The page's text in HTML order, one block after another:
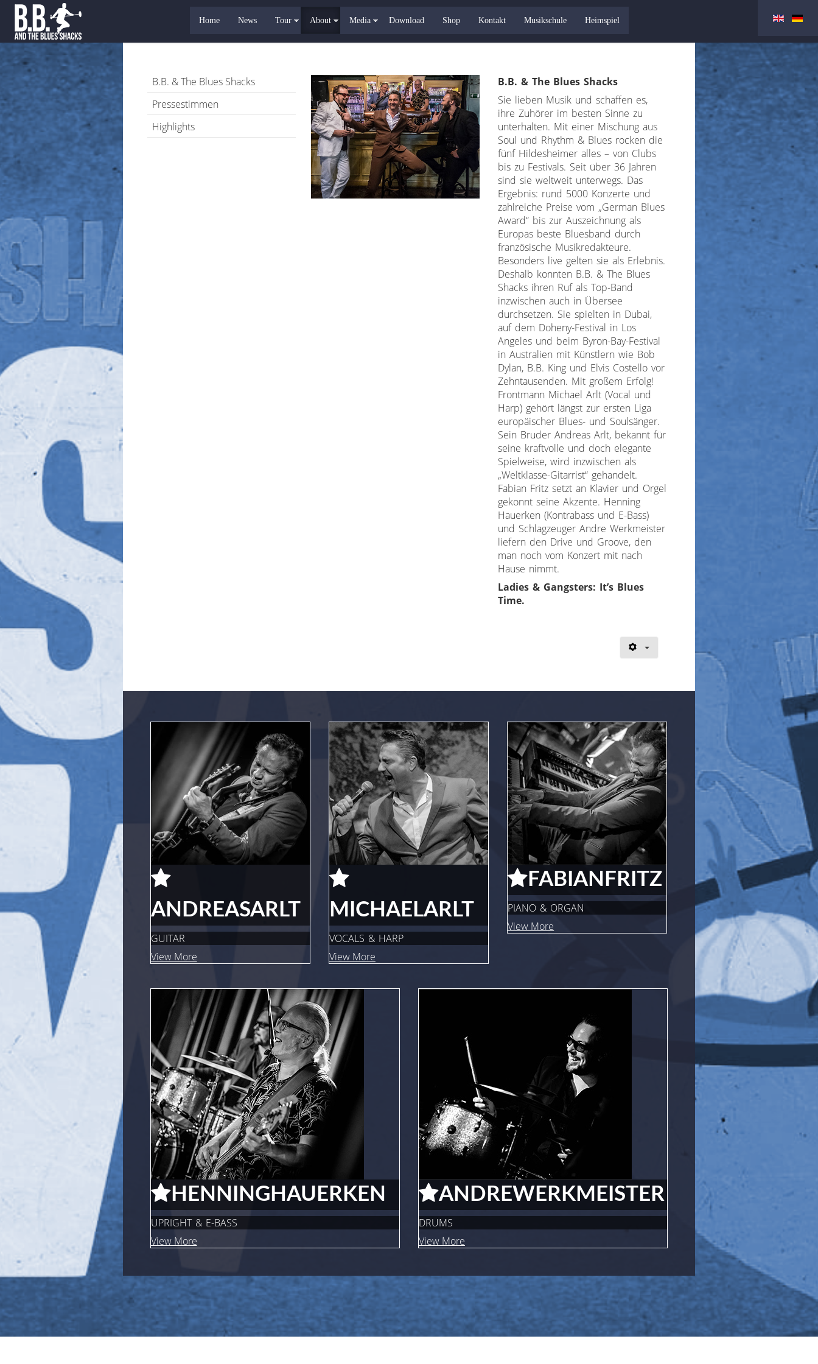
Home News Tour About Media Download Shop Kontakt Musikschule Heimspiel
B.B. & The Blues Shacks
Pressestimmen
Highlights
B.B. & The Blues Shacks
Sie lieben Musik und schaffen es,
ihre Zuhörer im besten Sinne zu
unterhalten. Mit einer Mischung aus
Soul und Rhythm & Blues rocken die
fünf Hildesheimer alles – von Clubs
bis zu Festivals. Seit über 36 Jahren
sind sie weltweit unterwegs. Das
Ergebnis: rund 5000 Konzerte und
zahlreiche Preise vom „German Blues
Award“ bis zur Auszeichnung als
Europas beste Bluesband durch
französische Musikredakteure.
Besonders live gelten sie als Erlebnis.
Deshalb konnten B.B. & The Blues
Shacks ihren Ruf als Top-Band
inzwischen auch in Übersee
durchsetzen. Sie spielten in Dubai,
auf dem Doheny-Festival in Los
Angeles und beim Byron-Bay-Festival
in Australien mit Künstlern wie Bob
Dylan, B.B. King und Elvis Costello vor
Zehntausenden. Mit großem Erfolg!
Frontmann Michael Arlt (Vocal und
Harp) gehört längst zur ersten Liga
europäischer Blues- und Soulsänger.
Sein Bruder Andreas Arlt, bekannt für
seine kraftvolle und doch elegante
Spielweise, wird inzwischen als
„Weltklasse-Gitarrist“ gehandelt.
Fabian Fritz setzt an Klavier und Orgel
gekonnt seine Akzente. Henning
Hauerken (Kontrabass und E-Bass)
und Schlagzeuger Andre Werkmeister
liefern den Drive und Groove, den
man noch vom Konzert mit nach
Hause nimmt.
Ladies & Gangsters: It’s Blues
Time.
ANDREASARLT
GUITAR
View More
MICHAELARLT
VOCALS & HARP
View More
FABIAN FRITZ
PIANO & ORGAN
View More
HENNING HAUERKEN
UPRIGHT & E-BASS
View More
ANDREWERKMEISTER
DRUMS
View More